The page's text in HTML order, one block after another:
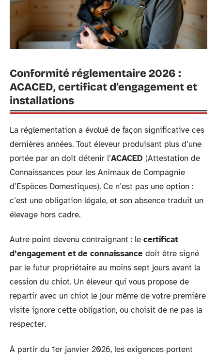
Conformité réglementaire 2026 :
ACACED, certificat d’engagement et
installations
La réglementation a évolué de façon significative ces
dernières années. Tout éleveur produisant plus d’une
portée par an doit détenir l’ACACED (Attestation de
Connaissances pour les Animaux de Compagnie
d’Espèces Domestiques). Ce n’est pas une option :
c’est une obligation légale, et son absence traduit un
élevage hors cadre.
Autre point devenu contraignant : le certificat
d’engagement et de connaissance doit être signé
par le futur propriétaire au moins sept jours avant la
cession du chiot. Un éleveur qui vous propose de
repartir avec un chiot le jour même de votre première
visite ignore cette obligation, ou choisit de ne pas la
respecter.
À partir du 1er janvier 2026, les exigences portent